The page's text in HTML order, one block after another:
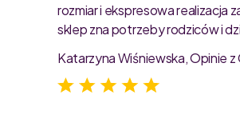
rozmiar i ekspresowa realizacja
sklep zna potrzeby rodziców i
Katarzyna Wiśniewska, Opinie z